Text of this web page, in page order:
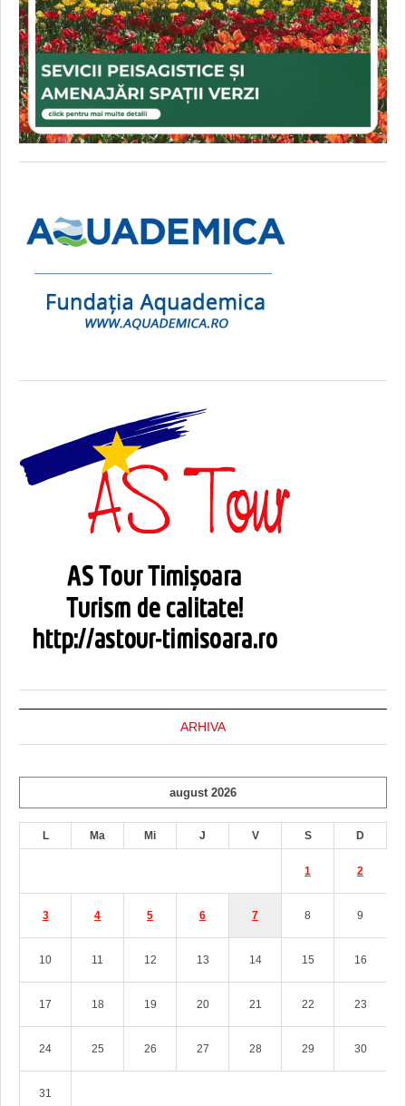
ARHIVA
august 2026
L Ma Mi J V S D
1 2
3 4 5 6 7 8 9
10 11 12 13 14 15 16
17 18 19 20 21 22 23
24 25 26 27 28 29 30
31